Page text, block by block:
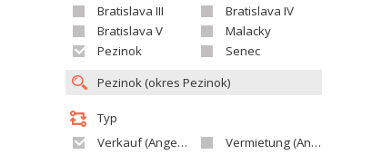
Bratislava III
Bratislava IV
Bratislava V
Malacky
Pezinok
Senec
Typ
Verkauf (Angebot)
Vermietung (Angebot)